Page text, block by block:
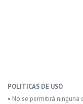
POLITICAS DE USO
• No se permitirá